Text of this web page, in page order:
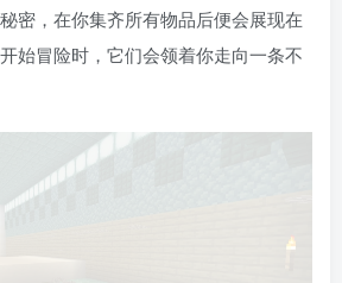
密，在你集齐所有物品后便会展现在
始冒险时，它们󠄹󠅀󠄪󠄢󠄡󠄦󠄞󠄧󠄣󠄞󠄢󠄡󠄧󠄞󠄡󠄣󠅬󠅅󠅃󠄵󠅂󠄪󠅗󠅥󠅕󠅣󠅤󠅬󠅄󠄹󠄽󠄵󠄪󠄢󠄠󠄢󠄦󠄝󠄠󠄨󠄝󠄠󠄦󠄐󠄠󠄦󠄪󠄣󠄩󠄪󠄠󠄢󠅬󠇓󠅰󠆀󠅄󠄹󠅄󠄱󠄹󠄻󠄵󠇓󠅰󠆁󠅄󠇕󠆔󠆚󠇗󠆗󠆁󠇗󠆭󠆁󠄐󠇗󠅹󠅸󠇖󠆍󠅳󠇖󠅹󠅰󠇖󠆌󠅹会领着你走向一条不